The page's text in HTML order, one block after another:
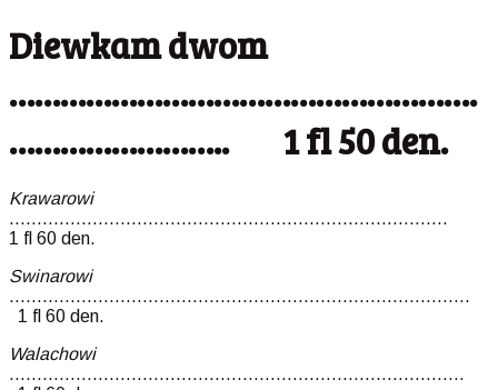
Diewkam dwom
……………………………………………….
…………………….. 1 fl 50 den.
Krawarowi
…………………………………………………………………….
1 fl 60 den.
Swinarowi
1 fl 60 den.
Walachowi
……………………………………………………………………….